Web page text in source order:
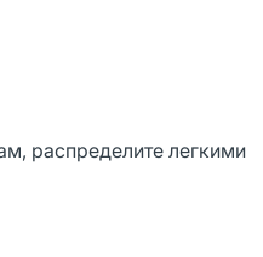
распределите легкими